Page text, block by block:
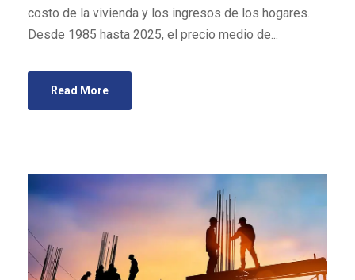
costo de la vivienda y los ingresos de los hogares.
Desde 1985 hasta 2025, el precio medio de...
Read More